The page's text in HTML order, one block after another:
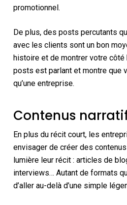
promotionnel.
De plus, des posts percutants
avec les clients sont un bon
histoire et de montrer votre côté
posts est parlant et montre que
qu’une entreprise.
Contenus
En plus du récit court, les
envisager de créer des
lumière leur récit : articles de
interviews… Autant de formats
d’aller au-delà d’une simple